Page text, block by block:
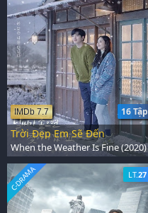
16 Tập
IMDb 7.7
Trời Đẹp Em Sẽ Đến
When the Weather Is Fine (2020)
LT.27
C-DRAMA